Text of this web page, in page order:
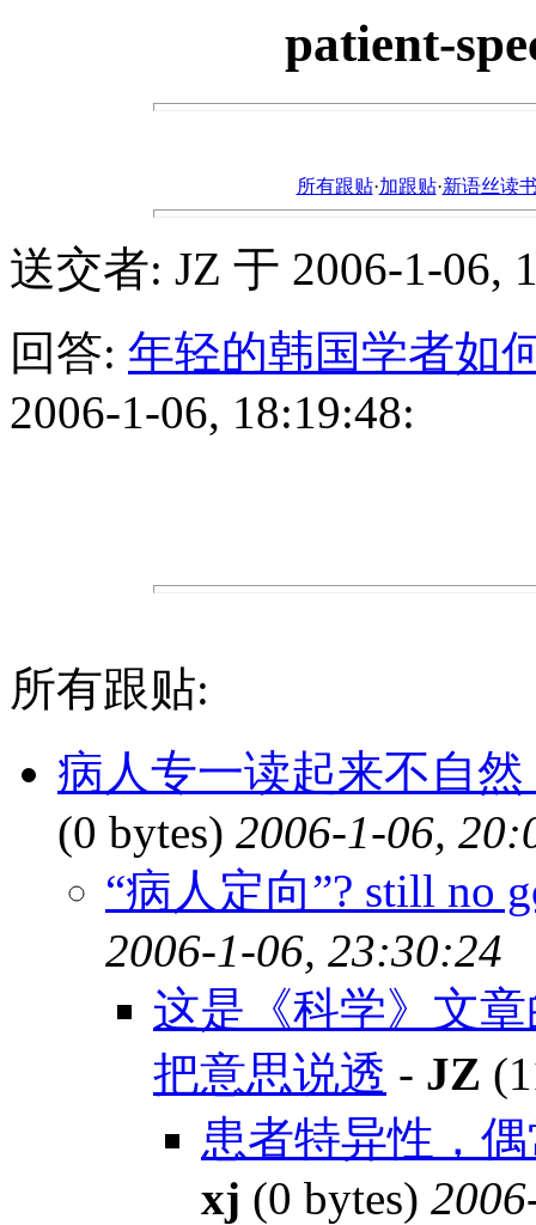
patient-
所有跟贴·加跟贴·新语丝读
送交者: JZ 于 2006-1-06,
回答: 年轻的韩国学者如
2006-1-06, 18:19:48:
所有跟贴:
病人专一读起来不自
(0 bytes) 2006-1-06,
“病人定向”? still no
2006-1-06, 23:30:24
这是《科学》文
把意思说透 - JZ
患者特异性，
xj (0 bytes)